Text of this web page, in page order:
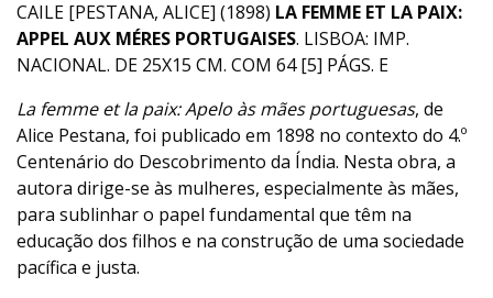
CAILE [PESTANA, ALICE] (1898) LA FEMME ET LA PAIX:
APPEL AUX MÉRES PORTUGAISES. LISBOA: IMP.
NACIONAL. DE 25X15 CM. COM 64 [5] PÁGS. E
La femme et la paix: Apelo às mães portuguesas, de
Alice Pestana, foi publicado em 1898 no contexto do 4.º
Centenário do Descobrimento da Índia. Nesta obra, a
autora dirige-se às mulheres, especialmente às mães,
para sublinhar o papel fundamental que têm na
educação dos filhos e na construção de uma sociedade
pacífica e justa.